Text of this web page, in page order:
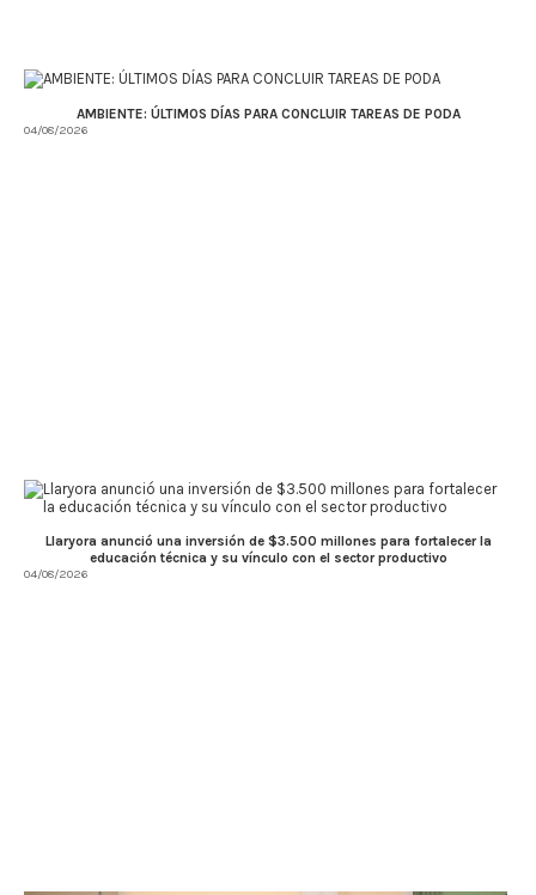
AMBIENTE: ÚLTIMOS DÍAS PARA CONCLUIR TAREAS DE PODA
04/08/2026
Llaryora anunció una inversión de $3.500 millones para fortalecer la
educación técnica y su vínculo con el sector productivo
04/08/2026